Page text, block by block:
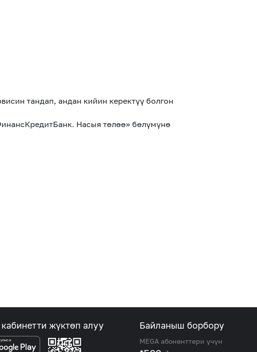
тандап, андан кийин керектүү болгон
Насыя төлөө» бөлүмүнө
жүктөп алуу Байланыш борбору
MEGA абоненттери үчүн